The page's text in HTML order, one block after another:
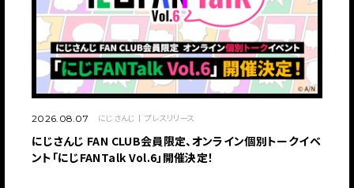
2026.08.07 にじさんじ プレスリリース
にじさんじ FAN CLUB会員限定、オンライン個別トークイベ
ント「にじFANTalk Vol.6」開催決定！